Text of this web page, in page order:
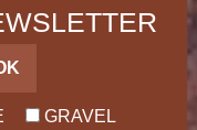
GRAVEL